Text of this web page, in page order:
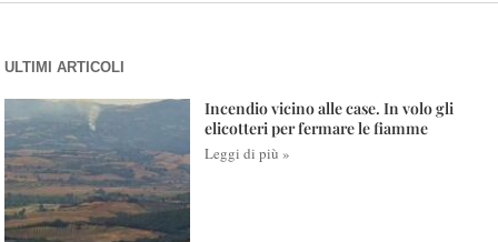
ULTIMI ARTICOLI
Incendio vicino alle case. In volo gli
elicotteri per fermare le fiamme
Leggi di più »